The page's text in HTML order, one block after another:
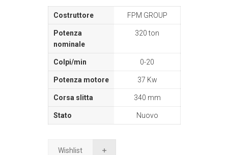
FPM GROUP
320 ton
0-20
37 Kw
340 mm
Nuovo
Wishlist